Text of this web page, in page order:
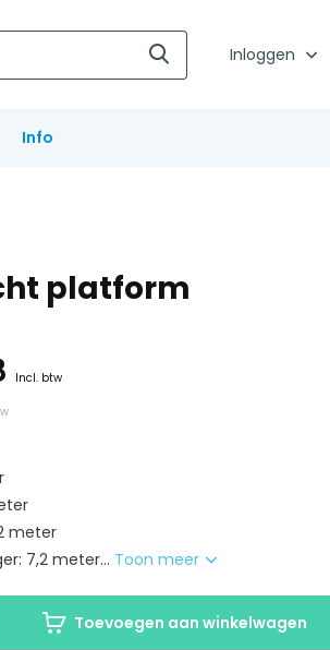
Inloggen
Info
platform
Incl. btw
meter
7,2 meter... Toon meer
Toevoegen aan winkelwagen